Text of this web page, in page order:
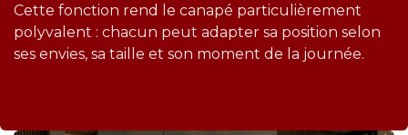
Cette fonction rend le canapé particulièrement
polyvalent : chacun peut adapter sa position selon
ses envies, sa taille et son moment de la journée.